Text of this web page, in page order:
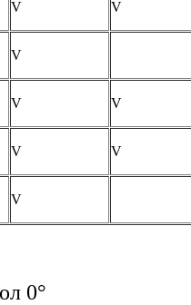
V V
V
V V
V V
V
0°